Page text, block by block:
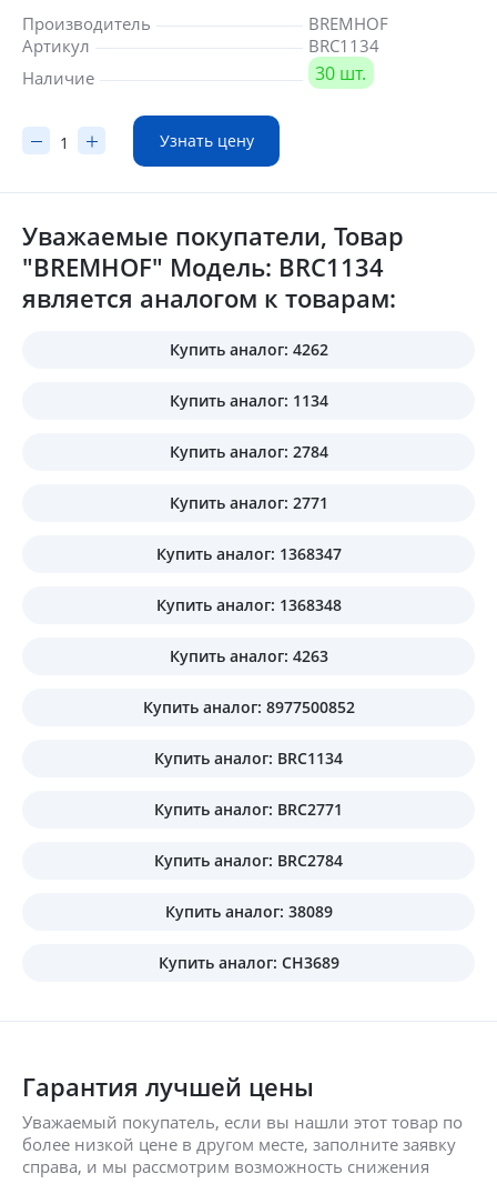
Производитель
BREMHOF
Артикул
BRC1134
Наличие
30 шт.
Узнать цену
Уважаемые покупатели, Товар
"BREMHOF" Модель: BRC1134
является аналогом к товарам:
Купить аналог: 4262
Купить аналог: 1134
Купить аналог: 2784
Купить аналог: 2771
Купить аналог: 1368347
Купить аналог: 1368348
Купить аналог: 4263
Купить аналог: 8977500852
Купить аналог: BRC1134
Купить аналог: BRC2771
Купить аналог: BRC2784
Купить аналог: 38089
Купить аналог: CH3689
Гарантия лучшей цены
Уважаемый покупатель, если вы нашли этот товар по
более низкой цене в другом месте, заполните заявку
справа, и мы рассмотрим возможность снижения